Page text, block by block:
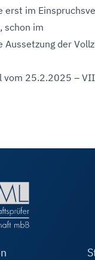
erst im
schon im
Aussetzung der
vom 25.2.2025 –